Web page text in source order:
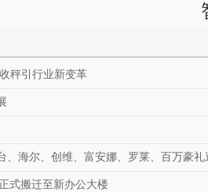
秤引行业新变革
海尔、创维、富安娜、罗莱、百万豪礼
式搬迁至新办公大楼